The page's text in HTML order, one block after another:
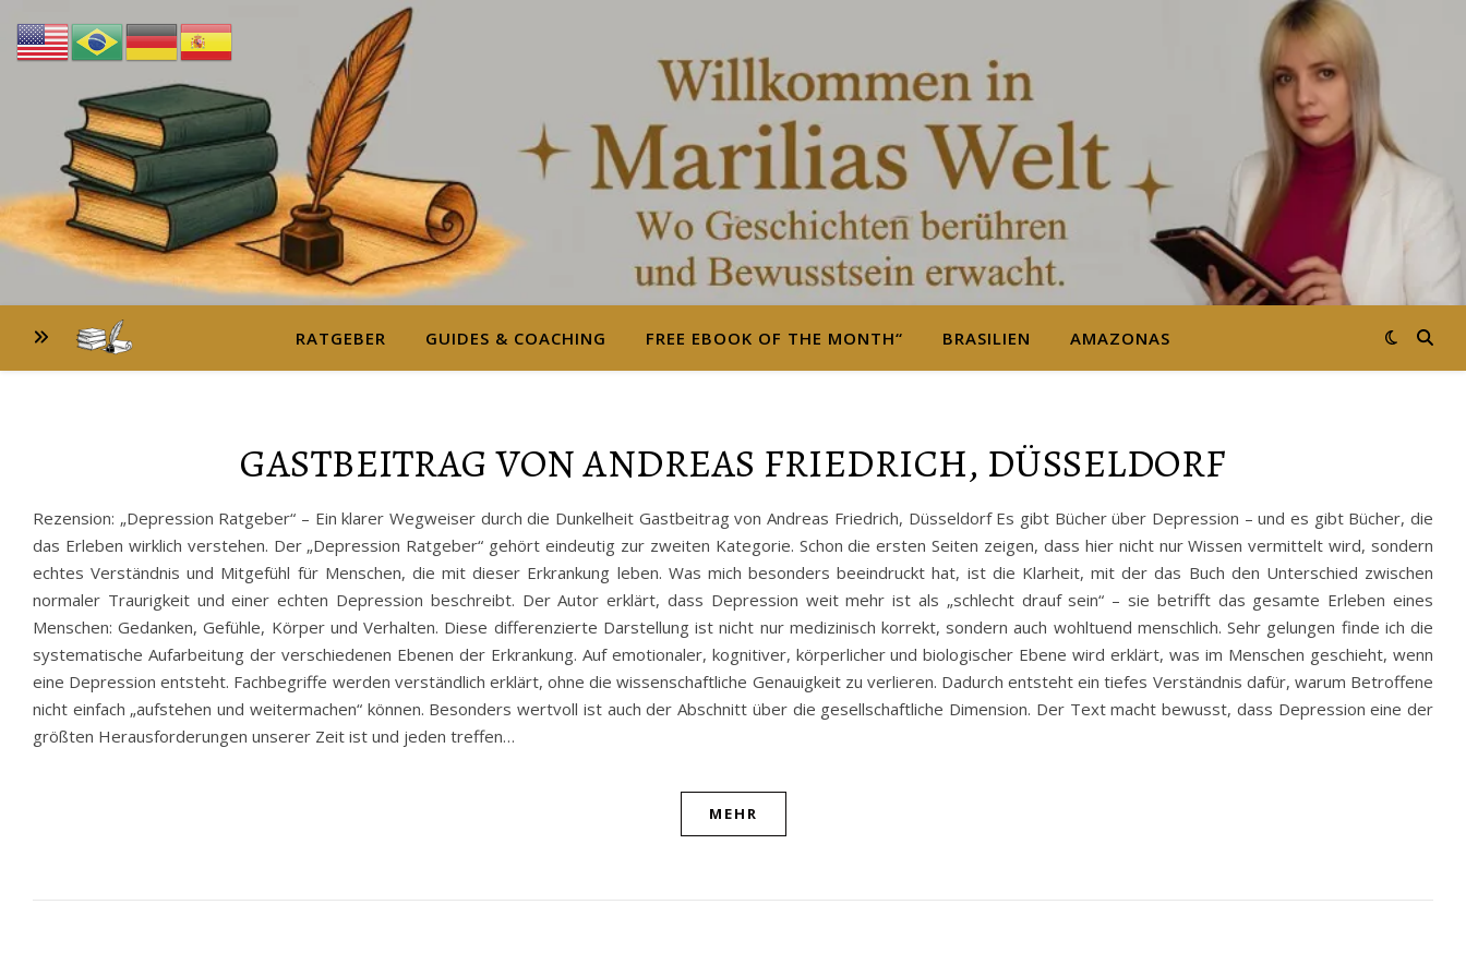
RATGEBER GUIDES & COACHING FREE EBOOK OF THE MONTH“ BRASILIEN AMAZONAS
GASTBEITRAG VON ANDREAS FRIEDRICH, DÜSSELDORF
Rezension: „Depression Ratgeber“ – Ein klarer Wegweiser durch die Dunkelheit Gastbeitrag von Andreas Friedrich, Düsseldorf Es gibt Bücher über Depression – und es gibt Bücher, die
das Erleben wirklich verstehen. Der „Depression Ratgeber“ gehört eindeutig zur zweiten Kategorie. Schon die ersten Seiten zeigen, dass hier nicht nur Wissen vermittelt wird, sondern
echtes Verständnis und Mitgefühl für Menschen, die mit dieser Erkrankung leben. Was mich besonders beeindruckt hat, ist die Klarheit, mit der das Buch den Unterschied zwischen
normaler Traurigkeit und einer echten Depression beschreibt. Der Autor erklärt, dass Depression weit mehr ist als „schlecht drauf sein“ – sie betrifft das gesamte Erleben eines
Menschen: Gedanken, Gefühle, Körper und Verhalten. Diese differenzierte Darstellung ist nicht nur medizinisch korrekt, sondern auch wohltuend menschlich. Sehr gelungen finde ich die
systematische Aufarbeitung der verschiedenen Ebenen der Erkrankung. Auf emotionaler, kognitiver, körperlicher und biologischer Ebene wird erklärt, was im Menschen geschieht, wenn
eine Depression entsteht. Fachbegriffe werden verständlich erklärt, ohne die wissenschaftliche Genauigkeit zu verlieren. Dadurch entsteht ein tiefes Verständnis dafür, warum Betroffene
nicht einfach „aufstehen und weitermachen“ können. Besonders wertvoll ist auch der Abschnitt über die gesellschaftliche Dimension. Der Text macht bewusst, dass Depression eine der
größten Herausforderungen unserer Zeit ist und jeden treffen…
MEHR